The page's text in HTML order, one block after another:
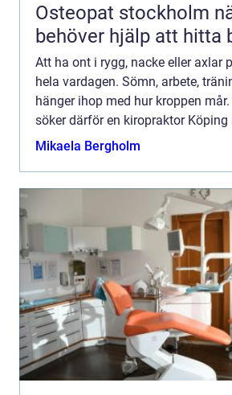
Osteopat stockholm när kroppen
behöver hjälp att hitta
Att ha ont i rygg, nacke eller axlar
hela vardagen. Sömn, arbete,
hänger ihop med hur kroppen
söker därför en kiropraktor Köping
längre går över av sig själv, eller när
Mikaela Bergholm